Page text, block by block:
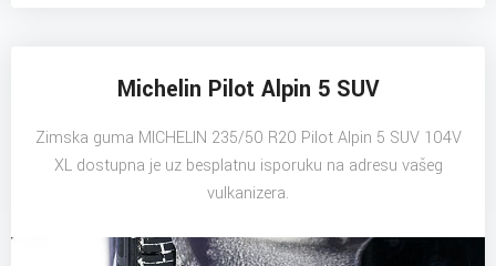
Michelin Pilot Alpin 5 SUV
Zimska guma MICHELIN 235/50 R20 Pilot Alpin 5 SUV 104V
XL dostupna je uz besplatnu isporuku na adresu vašeg
vulkanizera.